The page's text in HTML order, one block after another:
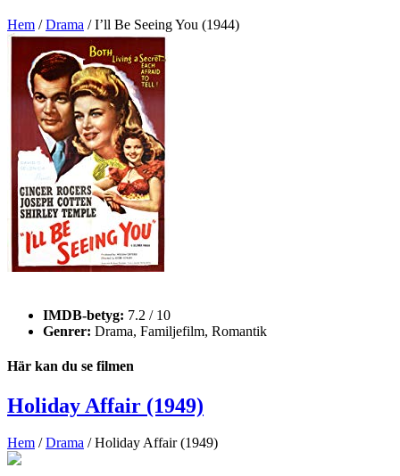
Hem /Drama / I’ll Be Seeing You (1944)
IMDB-betyg: 7.2 / 10
Genrer: Drama, Familjefilm, Romantik
Här kan du se filmen
Holiday Affair (1949)
Hem /Drama / Holiday Affair (1949)